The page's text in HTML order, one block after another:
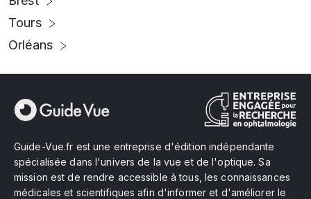
Tours
Orléans
Guide-Vue.fr est une entreprise d'édition indépendante
spécialisée dans l'univers de la vue et de l'optique. Sa
mission est de rendre accessible à tous, les connaissances
médicales et scientifiques afin d'informer et d'améliorer le